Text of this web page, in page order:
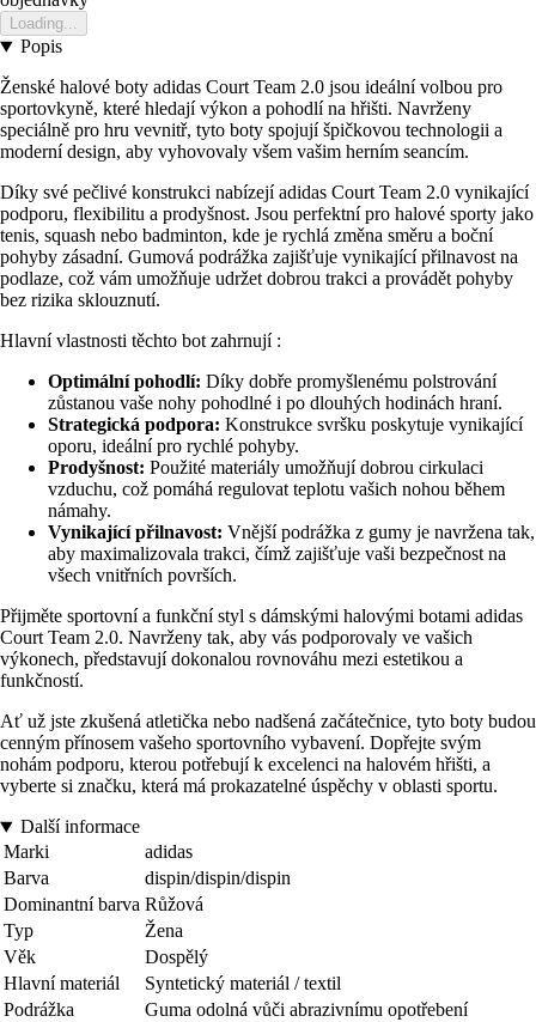
Loading...
Popis
Ženské halové boty adidas Court Team 2.0 jsou ideální volbou pro
sportovkyně, které hledají výkon a pohodlí na hřišti. Navrženy
speciálně pro hru vevnitř, tyto boty spojují špičkovou technologii a
moderní design, aby vyhovovaly všem vašim herním seancím.
Díky své pečlivé konstrukci nabízejí adidas Court Team 2.0 vynikající
podporu, flexibilitu a prodyšnost. Jsou perfektní pro halové sporty jako
tenis, squash nebo badminton, kde je rychlá změna směru a boční
pohyby zásadní. Gumová podrážka zajišťuje vynikající přilnavost na
podlaze, což vám umožňuje udržet dobrou trakci a provádět pohyby
bez rizika sklouznutí.
Hlavní vlastnosti těchto bot zahrnují :
Optimální pohodlí: Díky dobře promyšlenému polstrování
zůstanou vaše nohy pohodlné i po dlouhých hodinách hraní.
Strategická podpora: Konstrukce svršku poskytuje vynikající
oporu, ideální pro rychlé pohyby.
Prodyšnost: Použité materiály umožňují dobrou cirkulaci
vzduchu, což pomáhá regulovat teplotu vašich nohou během
námahy.
Vynikající přilnavost: Vnější podrážka z gumy je navržena tak,
aby maximalizovala trakci, čímž zajišťuje vaši bezpečnost na
všech vnitřních površích.
Přijměte sportovní a funkční styl s dámskými halovými botami adidas
Court Team 2.0. Navrženy tak, aby vás podporovaly ve vašich
výkonech, představují dokonalou rovnováhu mezi estetikou a
funkčností.
Ať už jste zkušená atletička nebo nadšená začátečnice, tyto boty budou
cenným přínosem vašeho sportovního vybavení. Dopřejte svým
nohám podporu, kterou potřebují k excelenci na halovém hřišti, a
vyberte si značku, která má prokazatelné úspěchy v oblasti sportu.
Další informace
Marki
adidas
Barva
dispin/dispin/dispin
Dominantní barva Růžová
Typ
Žena
Věk
Dospělý
Hlavní materiál
Syntetický materiál / textil
Podrážka
Guma odolná vůči abrazivnímu opotřebení